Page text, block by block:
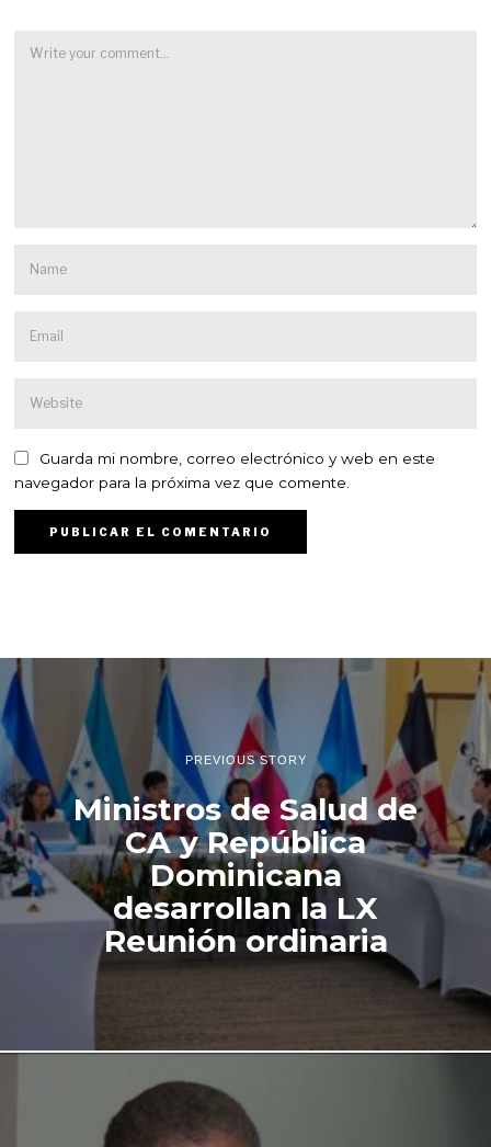
Guarda mi nombre, correo electrónico y web en este
navegador para la próxima vez que comente.
PREVIOUS STORY
Ministros de Salud de
CA y República
Dominicana
desarrollan la LX
Reunión ordinaria